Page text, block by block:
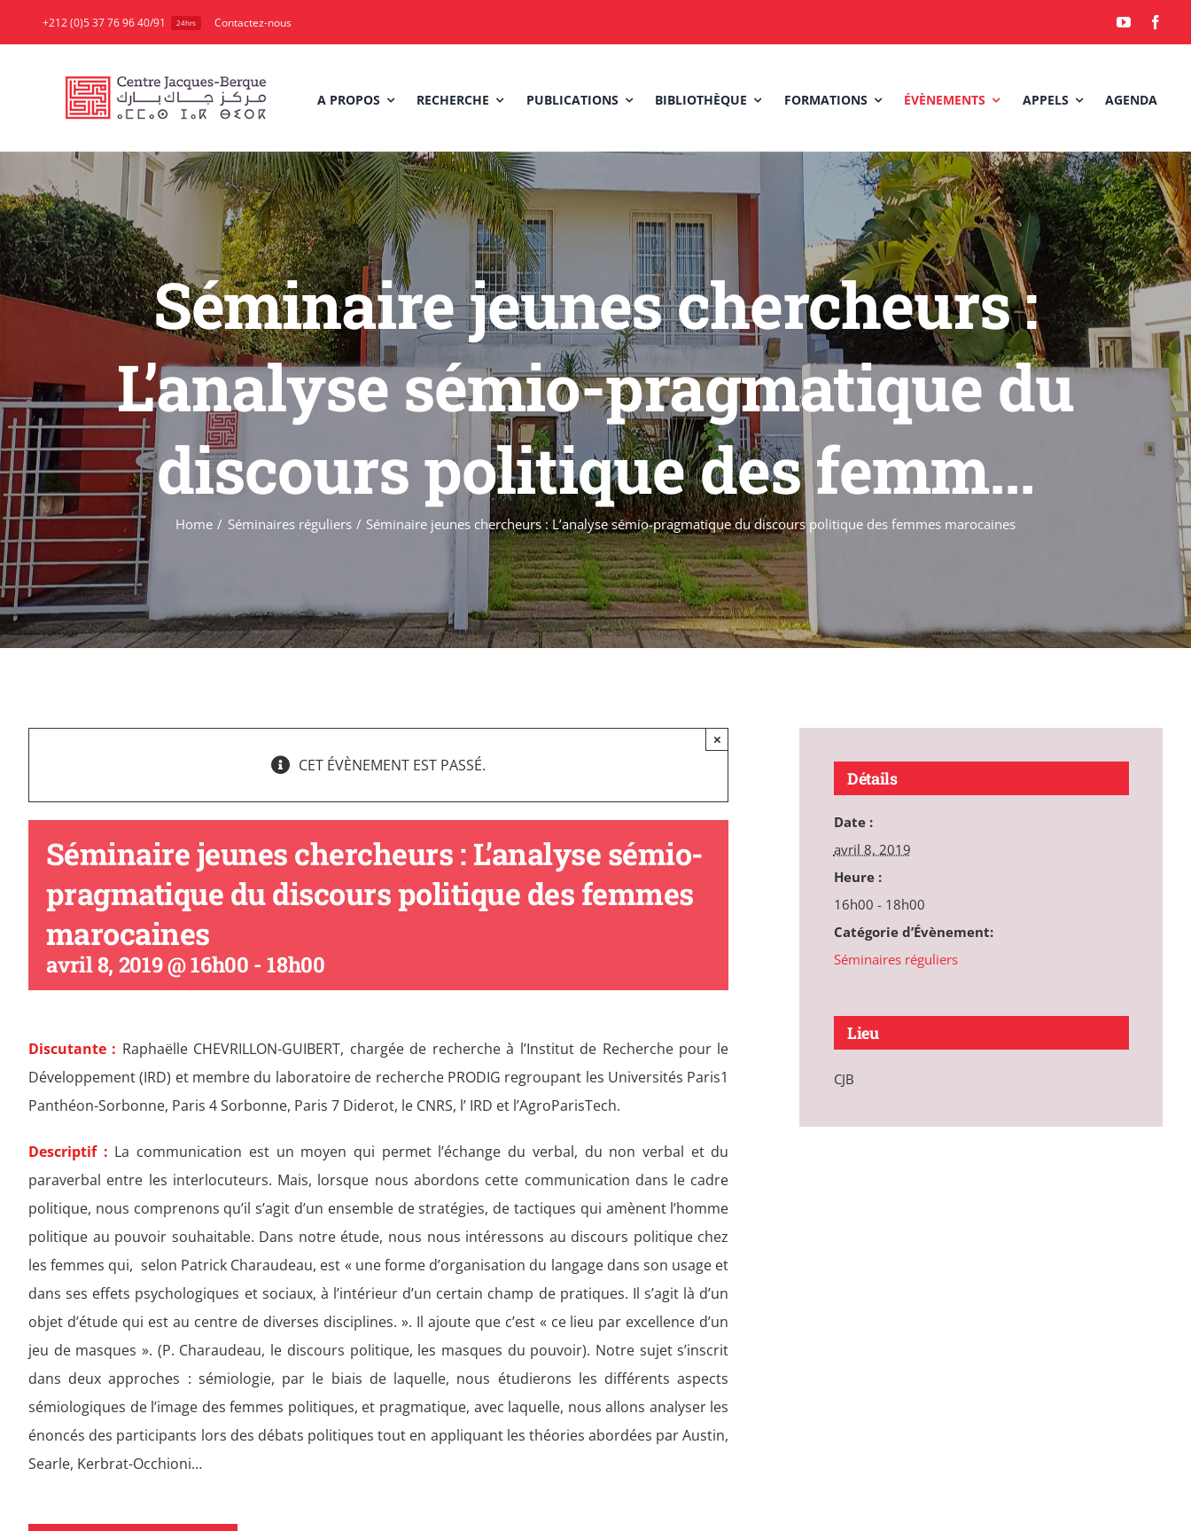
to
+212 (0)5 37 76 96 40/91 24hrs Contactez-nous
A PROPOS RECHERCHE PUBLICATIONS BIBLIOTHÈQUE FORMATIONS ÉVÈNEMENTS APPELS AGENDA
Séminaire jeunes chercheurs :
L’analyse sémio-pragmatique du
discours politique des femm...
Home Séminaires réguliers Séminaire jeunes chercheurs : L’analyse sémio-pragmatique du discours politique des femmes marocaines
CET ÉVÈNEMENT EST PASSÉ.
×
Séminaire jeunes chercheurs : L’analyse sémio-
pragmatique du discours politique des femmes
marocaines
avril 8, 2019 @ 16h00 -18h00
Discutante : Raphaëlle CHEVRILLON-GUIBERT, chargée de recherche à l’Institut de Recherche pour le
Développement (IRD) et membre du laboratoire de recherche PRODIG regroupant les Universités Paris1
Panthéon-Sorbonne, Paris 4 Sorbonne, Paris 7 Diderot, le CNRS, l’ IRD et l’AgroParisTech.
Descriptif : La communication est un moyen qui permet l’échange du verbal, du non verbal et du
paraverbal entre les interlocuteurs. Mais, lorsque nous abordons cette communication dans le cadre
politique, nous comprenons qu’il s’agit d’un ensemble de stratégies, de tactiques qui amènent l’homme
politique au pouvoir souhaitable. Dans notre étude, nous nous intéressons au discours politique chez
les femmes qui, selon Patrick Charaudeau, est « une forme d’organisation du langage dans son usage et
dans ses effets psychologiques et sociaux, à l’intérieur d’un certain champ de pratiques. Il s’agit là d’un
objet d’étude qui est au centre de diverses disciplines. ». Il ajoute que c’est « ce lieu par excellence d’un
jeu de masques ». (P. Charaudeau, le discours politique, les masques du pouvoir). Notre sujet s’inscrit
dans deux approches : sémiologie, par le biais de laquelle, nous étudierons les différents aspects
sémiologiques de l’image des femmes politiques, et pragmatique, avec laquelle, nous allons analyser les
énoncés des participants lors des débats politiques tout en appliquant les théories abordées par Austin,
Searle, Kerbrat-Occhioni…
Détails
Date :
avril 8, 2019
Heure :
16h00 - 18h00
Catégorie d’Évènement:
Séminaires réguliers
Lieu
CJB